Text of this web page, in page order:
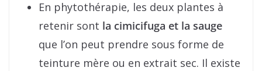
En phytothérapie, les deux plantes à
retenir sont la cimicifuga et la sauge
que l’on peut prendre sous forme de
teinture mère ou en extrait sec. Il existe